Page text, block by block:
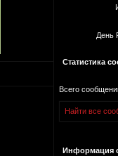
День
Статистика
Всего
Найти все
Информация